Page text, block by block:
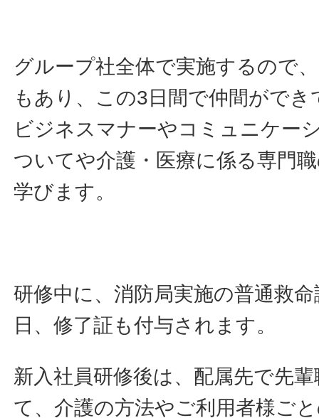
グループ社全体で実施するので
もあり、この3日間で仲間がで
ビジネスマナーやコミュニケー
ついてや介護・医療に係る専門
学びます。
研修中に、消防局実施の普通救
日、修了証も付与されます。
新入社員研修後は、配属先で先
て、介護の方法やご利用者様ご